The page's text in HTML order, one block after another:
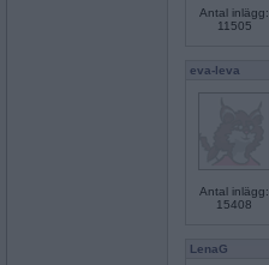
Antal inlägg:
11505
eva-leva
Antal inlägg:
15408
LenaG